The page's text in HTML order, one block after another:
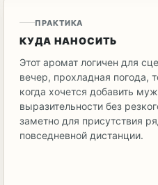
ПРАКТИКА
КУДА НАНОСИТЬ
Этот аромат логичен для
вечер, прохладная погода,
когда хочется добавить
выразительности без
заметно для присутствия
повседневной дистанции.